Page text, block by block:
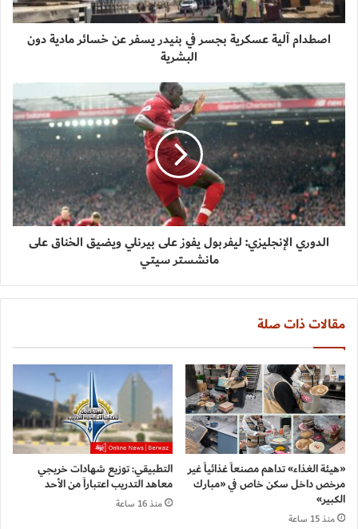
اصطدام آلية عسكرية بجسر في بنيدر يسفر عن خسائر مادية دون
البشرية
الدوري الإنجليزي: ليفربول يفوز على بيرنلي ويضيق الخناق على
مانشستر سيتي
مقالات ذات صلة
«هيئة الغذاء» تداهم مصنعاً غذائياً غير
مرخص داخل سكن خاص في «مبارك
الكبير»
منذ 15 ساعة
التطبيقي: توزيع شهادات خريجي
معاهد التدريب اعتباراً من الأحد
منذ 16 ساعة